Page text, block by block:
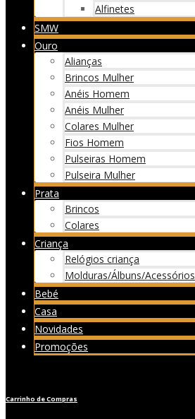
Alfinetes
SMW
Ouro
Alianças
Brincos Mulher
Anéis Homem
Anéis Mulher
Colares Mulher
Fios Homem
Pulseiras Homem
Pulseira Mulher
Prata
Brincos
Colares
Criança
Relógios criança
Molduras/Álbuns/Acessórios
Bebé
Casa
Novidades
Promoções
Carrinho de Compras